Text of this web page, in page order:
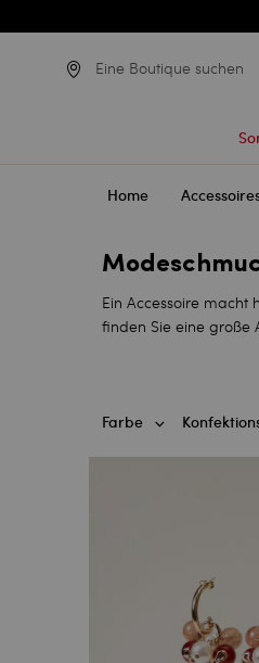
Eine Boutique suchen
Home
Ein Accessoire macht
finden Sie eine große
Farbe